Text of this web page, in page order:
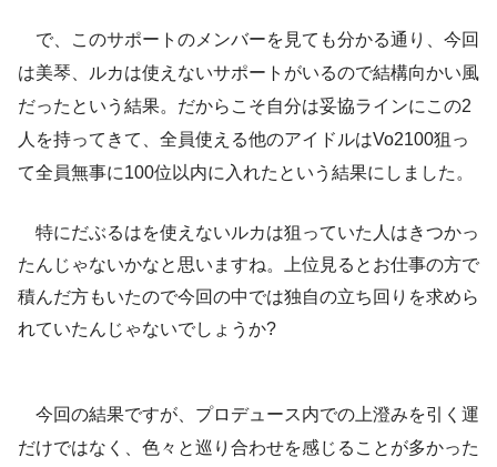
で、このサポートのメンバーを見ても分かる通り、今回
は美琴、ルカは使えないサポートがいるので結構向かい風
だったという結果。だからこそ自分は妥協ラインにこの2
人を持ってきて、全員使える他のアイドルはVo2100狙っ
て全員無事に100位以内に入れたという結果にしました。
特にだぶるはを使えないルカは狙っていた人はきつかっ
たんじゃないかなと思いますね。上位見るとお仕事の方で
積んだ方もいたので今回の中では独自の立ち回りを求めら
れていたんじゃないでしょうか?
今回の結果ですが、プロデュース内での上澄みを引く運
だけではなく、色々と巡り合わせを感じることが多かった